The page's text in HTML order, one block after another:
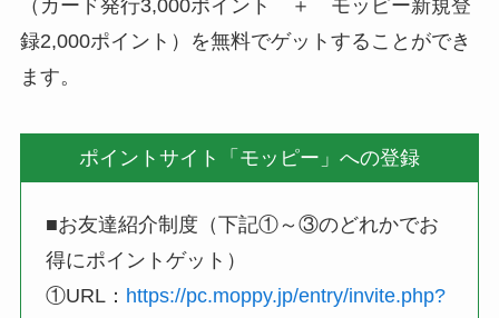
（カード発行3,000ポイント ＋ モッピー新規登
録2,000ポイント）を無料でゲットすることができ
ます。
ポイントサイト「モッピー」への登録
■お友達紹介制度（下記①～③のどれかでお
得にポイントゲット）
①URL： https://pc.moppy.jp/entry/invite.php?